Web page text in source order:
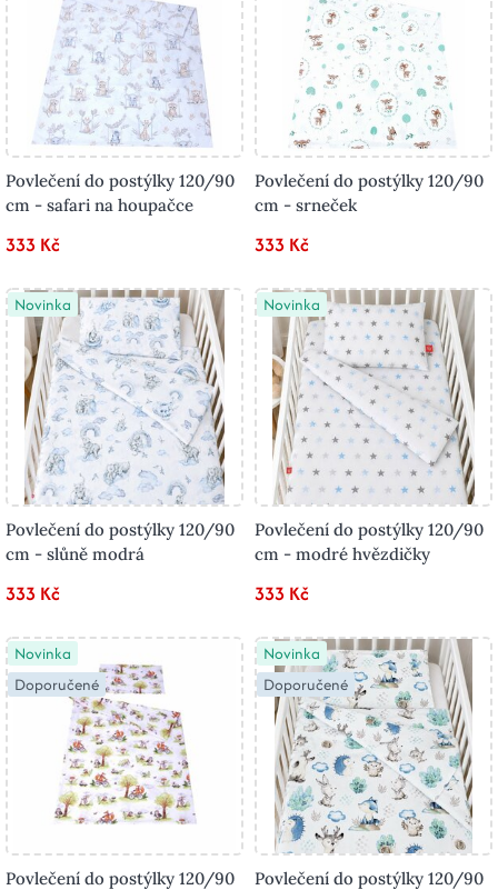
Povlečení do postýlky 120/90
cm - safari na houpačce
333 Kč
Povlečení do postýlky 120/90
cm - srneček
333 Kč
Novinka
Povlečení do postýlky 120/90
cm - slůně modrá
333 Kč
Novinka
Povlečení do postýlky 120/90
cm - modré hvězdičky
333 Kč
Novinka
Doporučené
Povlečení do postýlky 120/90
Novinka
Doporučené
Povlečení do postýlky 120/90